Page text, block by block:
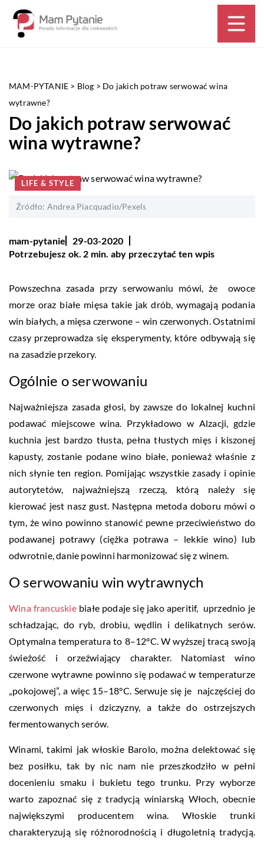
MAM-PYTANIE > Blog > Do jakich potraw serwować wina
wytrawne?
Do jakich potraw serwować
wina wytrawne?
Źródło: Andrea Piacquadio/Pexels
LIFE & STYLE
mam-pytanie
29-03-2020
Potrzebujesz ok. 2 min. aby przeczytać ten wpis
Powszechna zasada przy serwowaniu mówi, że owoce
morze oraz białe mięsa takie jak drób, wymagają podania
win białych, a mięsa czerwone – win czerwonych. Ostatnimi
czasy przeprowadza się eksperymenty, które odbywają się
na zasadzie przekory.
Ogólnie o serwowaniu
Najważniejsza zasada głosi, by zawsze do lokalnej kuchni
podawać miejscowe wina. Przykładowo w Alzacji, gdzie
kuchnia jest bardzo tłusta, pełna tłustych mięs i kiszonej
kapusty, zostanie podane wino białe, ponieważ właśnie z
nich słynie ten region. Pomijając wszystkie zasady i opinie
autorytetów, najważniejszą rzeczą, którą należy się
kierować jest nasz gust. Następna metoda doboru mówi o
tym, że wino powinno stanowić pewne przeciwieństwo do
podawanej potrawy (ciężka potrawa – lekkie wino) lub
odwrotnie, danie powinni harmonizować się z winem.
O serwowaniu win wytrawnych
Wina francuskiebiałe podaje się jako aperitif, uprzednio je
schładzając, do ryb, drobiu, wędlin i delikatnych serów.
Optymalna temperatura to 8–12°C. W wyższej tracą swoją
świeżość i orzeźwiający charakter. Natomiast wino
czerwone wytrawne powinno się podawać w temperaturze
„pokojowej”, a więc 15–18°C. Serwuje się je najczęściej do
czerwonych mięs i dziczyzny, a także do ostrzejszych
fermentowanych serów.
Winami, takimi jak włoskie Barolo, można delektować się
bez posiłku, tak by nic nam nie przeszkodziło w pełni
docenieniu smaku i bukietu tego trunku. Przy wyborze
warto zapoznać się z tradycją winiarską Włoch, obecnie
największymi producentem wina. Włoskie trunki
charakteryzują się różnorodnością i długoletnią tradycją.